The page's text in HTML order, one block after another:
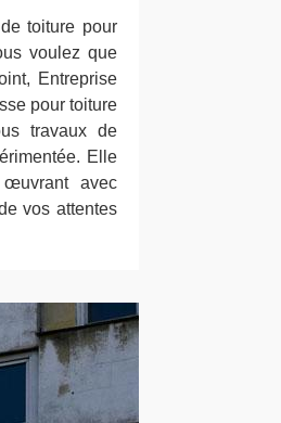
toiture pour
voulez que
Entreprise
pour toiture
travaux de
Elle
avec
vos attentes